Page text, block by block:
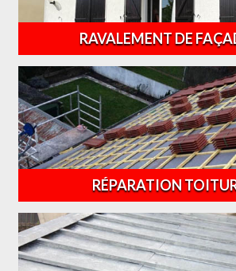
RAVALEMENT DE
RÉPARATION